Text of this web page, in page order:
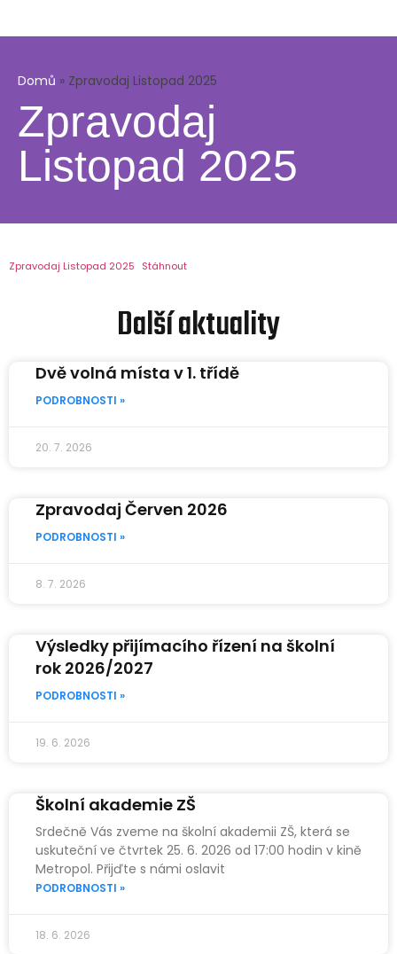
Domů » Zpravodaj Listopad 2025
Zpravodaj
Listopad 2025
Zpravodaj Listopad 2025 Stáhnout
Další aktuality
Dvě volná místa v 1. třídě
PODROBNOSTI »
20. 7. 2026
Zpravodaj Červen 2026
PODROBNOSTI »
8. 7. 2026
Výsledky přijímacího řízení na školní
rok 2026/2027
PODROBNOSTI »
19. 6. 2026
Školní akademie ZŠ
Srdečně Vás zveme na školní akademii ZŠ, která se
uskuteční ve čtvrtek 25. 6. 2026 od 17:00 hodin v kině
Metropol. Přijďte s námi oslavit
PODROBNOSTI »
18. 6. 2026